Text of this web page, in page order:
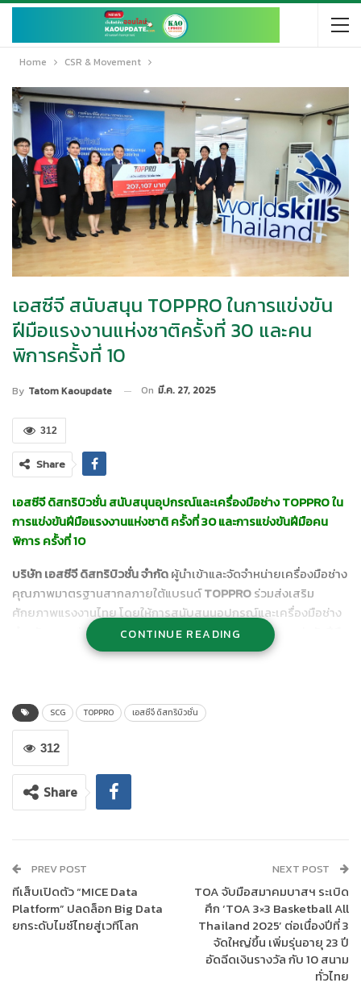
Home CSR & Movement
เอสซีจี สนับสนุน TOPPRO ในการแข่งขัน
ฝีมือแรงงานแห่งชาติครั้งที่ 30 และคน
พิการครั้งที่ 10
By Tatom Kaoupdate On มี.ค. 27, 2025
312
Share
เอสซีจี ดิสทริบิวชั่น สนับสนุนอุปกรณ์และเครื่องมือช่าง TOPPRO ใน
การแข่งขันฝีมือแรงงานแห่งชาติ ครั้งที่ 30 และการแข่งขันฝีมือคน
พิการ ครั้งที่ 10
บริษัท เอสซีจี ดิสทริบิวชั่น จำกัดผู้นำเข้าและจัดจำหน่ายเครื่องมือช่าง
คุณภาพมาตรฐานสากลภายใต้แบรนด์TOPPROร่วมส่งเสริม
ศักยภาพแรงงานไทย โดยให้การสนับสนุนอุปกรณ์และเครื่องมือช่าง
สำหรับการแข่งขันฝีมือแรงงานแห่งชาติ ครั้งที่ 30 และการแข่งขันฝีมือ
คนพิการ ครั้งที่ 10 รวมมูลค่าทั้งสิ้น 207,107 บาท โดยอุปกรณ์ที่มอบ
มาตรฐานระดับโลก
CONTINUE READING
SCG TOPPRO เอสซีจี ดิสทริบิวชั่น
312
Share
PREV POST
ทีเส็บเปิดตัว “MICE Data
Platform” ปลดล็อก Big Data
ยกระดับไมซ์ไทยสู่เวทีโลก
NEXT POST
TOA จับมือสมาคมบาสฯ ระเบิด
ศึก ‘TOA 3×3 Basketball All
Thailand 2025’ ต่อเนื่องปีที่ 3
จัดใหญ่ขึ้น เพิ่มรุ่นอายุ 23 ปี
อัดฉีดเงินรางวัล กับ 10 สนาม
ทั่วไทย